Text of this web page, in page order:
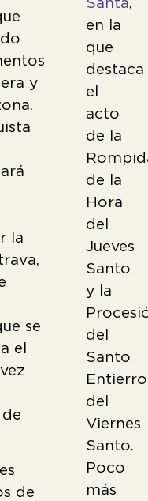
y
la
se
el
de
en la
que
destaca
el
acto
de la
de la
Hora
del
Jueves
Santo
y la
del
Santo
Entierro
del
Viernes
Santo.
Poco
más